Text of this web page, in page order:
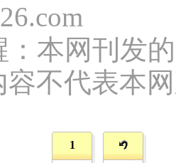
本网刊发
容不代表本
1